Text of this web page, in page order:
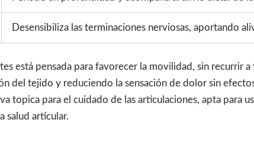
Desensibiliza las terminaciones nerviosas, aportando
está pensada para favorecer la movilidad, sin recurrir
del tejido y reduciendo la sensación de dolor sin
topica para el cuidado de las articulaciones, apta para
salud articular.